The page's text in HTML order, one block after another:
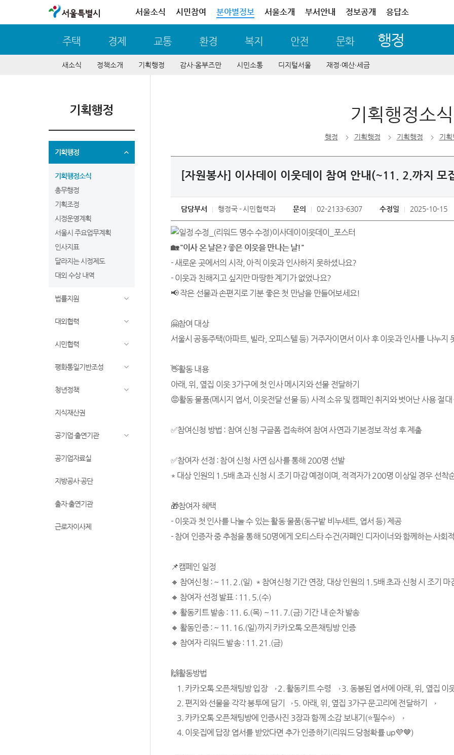
서울특별시 서울소식 시민참여 분야별정보 서울소개 부서안내 정보공개 응답소
주택 경제 교통 환경 복지 안전 문화 행정
새소식 정책소개 기획행정 감사∙옴부즈만 시민소통 디지털서울 재정∙예산∙세금
기획행정
기획행정
기획행정소식
총무행정
기획조정
시정운영계획
서울시 주요업무계획
인사지표
달라지는 시정제도
대외 수상 내역
법률지원
대외협력
시민협력
평화통일기반조성
청년정책
지식재산권
공기업·출연기관
공기업자료실
지방공사·공단
출자·출연기관
근로자이사제
기획행정소식
행정 기획행정 기획행정 기
[자원봉사] 이사데이 이웃데이 참여 안내(~11. 2.까지 모
담당부서 행정국 시민협력과 문의 02-2133-6307 수정일 2025-10-15
🏡 "이사 온 날은?좋은 이웃을 만나는 날!"
- 새로운 곳에서의 시작, 아직 이웃과 인사하지 못하셨나요?
- 이웃과 친해지고 싶지만 마땅한 계기가 없었나요?
📢 작은 선물과 손편지로 기분 좋은 첫 만남을 만들어보세요!
🤗참여 대상
서울시 공동주택(아파트, 빌라, 오피스텔 등) 거주자이면서 이사 후 이웃과 인사를 나누지
👋활동 내용
아래, 위, 옆집 이웃 3가구에 첫 인사 메시지와 선물 전달하기
😡활동 물품(메시지 엽서, 이웃전달 선물 등) 사적 소유 및 캠페인 취지와 벗어난 사용 절
✅참여신청 방법 : 참여 신청 구글폼 접속하여 참여 사연과 기본정보 작성 후 제출
✅참여자 선정 : 참여 신청 사연 심사를 통해 200명 선발
* 대상 인원의 1.5배 초과 신청 시 조기 마감 예정이며, 적격자가 200명 이상일 경우 선착
🎁참여자 혜택
- 이웃과 첫 인사를 나눌 수 있는 활동 물품(동구밭 비누세트, 엽서 등) 제공
- 참여 인증자 중 추첨을 통해 50명에게 오티스타 수건(자폐인 디자이너와 함께하는 사회
📌캠페인 일정
🔸 참여신청 : ~ 11. 2.(일) * 참여신청 기간 연장, 대상 인원의 1.5배 초과 신청 시 조기 마
🔸 참여자 선정 발표 : 11. 5.(수)
🔸 활동키트 발송 : 11. 6.(목) ~ 11. 7.(금) 기간 내 순차 발송
🔸 활동인증 : ~ 11. 16.(일)까지 카카오톡 오픈채팅방 인증
🔸 참여자 리워드 발송 : 11. 21.(금)
🙌활동방법
카카오톡 오픈채팅방 입장 → 2. 활동키트 수령 → 3. 동봉된 엽서에 아래, 위, 옆집 이
편지와 선물을 각각 봉투에 담기→ 5. 아래, 위, 옆집 3가구 문고리에 전달하기 →
카카오톡 오픈채팅방에 인증사진 3장과 함께 소감 보내기(⭐필수⭐) →
이웃집에 답장 엽서를 받았다면 추가 인증하기(리워드 당첨확률 up💜🤎)